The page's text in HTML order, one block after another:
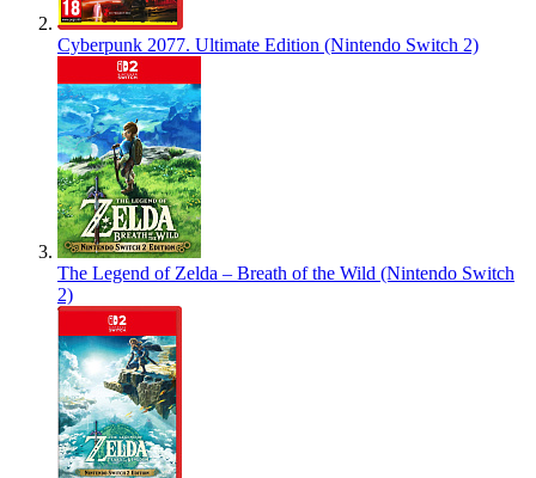
Cyberpunk 2077. Ultimate Edition (Nintendo Switch 2)
The Legend of Zelda – Breath of the Wild (Nintendo Switch
2)